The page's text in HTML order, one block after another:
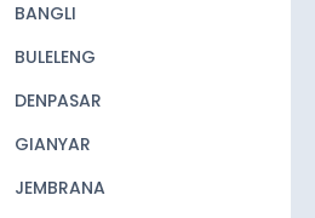
BANGLI
BULELENG
DENPASAR
GIANYAR
JEMBRANA